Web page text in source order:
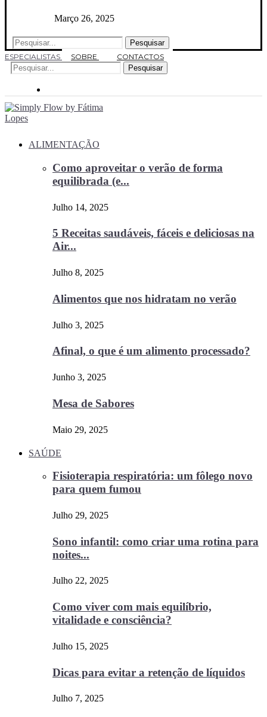
Março 26, 2025
Pesquisar
ESPECIALISTAS
SOBRE
CONTACTOS
Pesquisar
ALIMENTAÇÃO
Como aproveitar o verão de forma
equilibrada (e...
Julho 14, 2025
5 Receitas saudáveis, fáceis e deliciosas na
Air...
Julho 8, 2025
Alimentos que nos hidratam no verão
Julho 3, 2025
Afinal, o que é um alimento processado?
Junho 3, 2025
Mesa de Sabores
Maio 29, 2025
SAÚDE
Fisioterapia respiratória: um fôlego novo
para quem fumou
Julho 29, 2025
Sono infantil: como criar uma rotina para
noites...
Julho 22, 2025
Como viver com mais equilíbrio,
vitalidade e consciência?
Julho 15, 2025
Dicas para evitar a retenção de líquidos
Julho 7, 2025